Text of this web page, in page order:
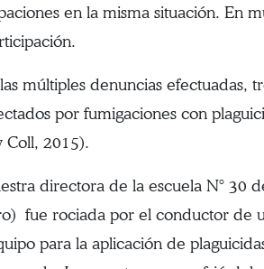
en la misma situación. En
múltiples denuncias efectuadas,
por fumigaciones con
Coll, 2015).
directora de la escuela N° 30
fue rociada por el conductor de
para la aplicación de